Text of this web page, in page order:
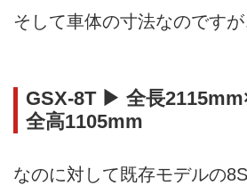
そして車体の寸法なのです
GSX-8T ▶ 全長
全高1105mm
なのに対して既存モデルの